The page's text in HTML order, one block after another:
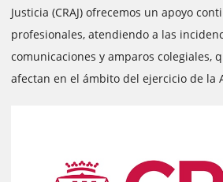
Justicia (CRAJ) ofrecemos un apoyo
profesionales, atendiendo a las
comunicaciones y amparos colegiales,
afectan en el ámbito del ejercicio de la